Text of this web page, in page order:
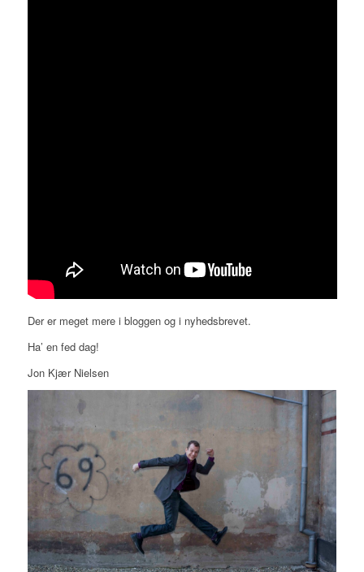
Der er meget mere i bloggen og i nyhedsbrevet.
Ha’ en fed dag!
Jon Kjær Nielsen